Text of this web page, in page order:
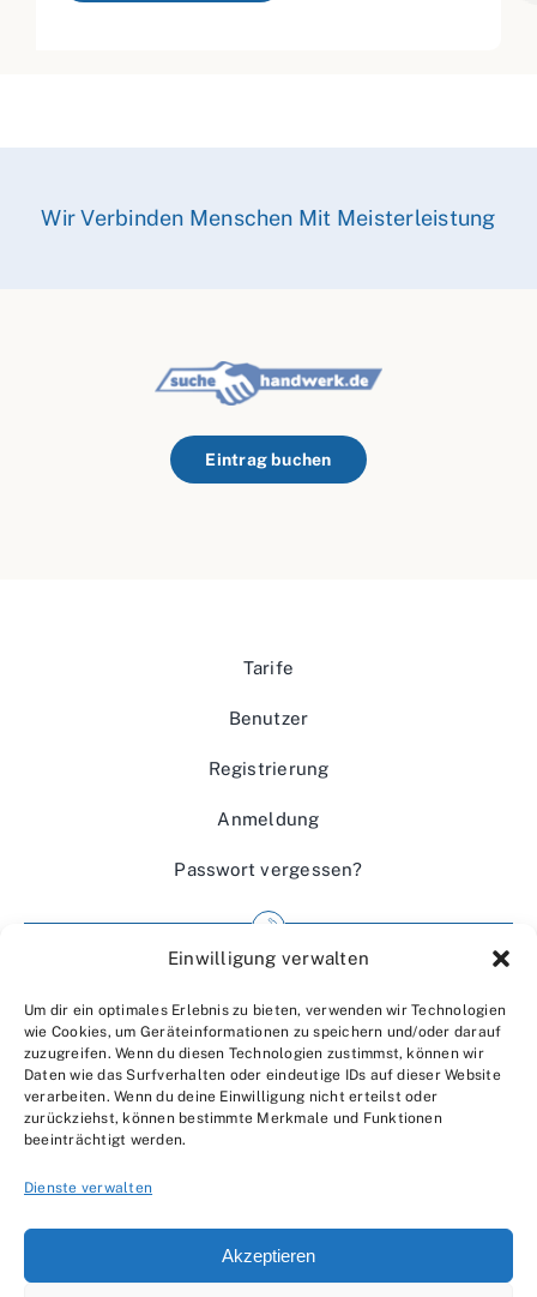
Einwilligung verwalten
Um dir ein optimales Erlebnis zu bieten, verwenden wir Technologien
wie Cookies, um Geräteinformationen zu speichern und/oder darauf
zuzugreifen. Wenn du diesen Technologien zustimmst, können wir
Daten wie das Surfverhalten oder eindeutige IDs auf dieser Website
verarbeiten. Wenn du deine Einwilligung nicht erteilst oder
zurückziehst, können bestimmte Merkmale und Funktionen
beeinträchtigt werden.
Dienste verwalten
Akzeptieren
Wir Verbinden Menschen Mit Meisterleistung
Eintrag buchen
Tarife
Benutzer
Registrierung
Anmeldung
Passwort vergessen?
Wir über uns
Kontakt
Datenschutzerklärung